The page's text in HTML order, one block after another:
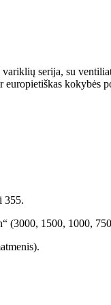
serija, su
kokybės
355.
(3000, 1500, 1000,